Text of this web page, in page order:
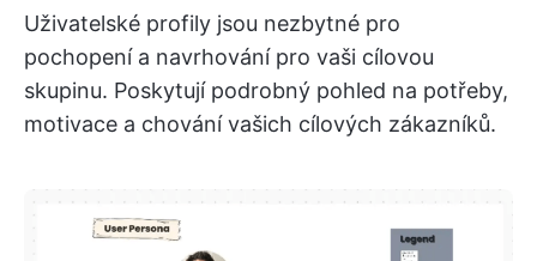
Uživatelské profily jsou nezbytné pro
pochopení a navrhování pro vaši cílovou
skupinu. Poskytují podrobný pohled na potřeby,
motivace a chování vašich cílových zákazníků.